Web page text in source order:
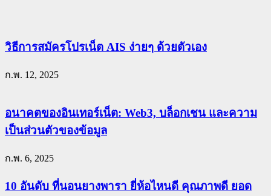
วิธีการสมัครโปรเน็ต AIS ง่ายๆ ด้วยตัวเอง
ก.พ. 12, 2025
อนาคตของอินเทอร์เน็ต: Web3, บล็อกเชน และความ
เป็นส่วนตัวของข้อมูล
ก.พ. 6, 2025
10 อันดับ ที่นอนยางพารา ยี่ห้อไหนดี คุณภาพดี ยอด